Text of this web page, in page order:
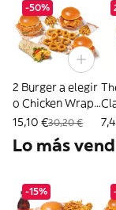
-50%
2 Burger a elegir
o Chicken Wrap
+ 2 Patatas + 10
15,10 €30,20 €
Lo más
-15%